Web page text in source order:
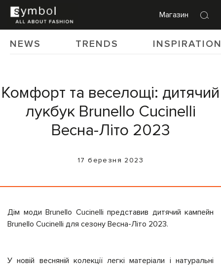
Магазин
NEWS TRENDS
Комфорт та веселощі: дитячий
лукбук Brunello Cucinelli
Весна-Літо 2023
17 березня 2023
Дім моди Brunello Cucinelli представив дитячий кампейн
Brunello Cucinelli для сезону Весна-Літо 2023.
У новій весняній колекції легкі матеріали і натуральні